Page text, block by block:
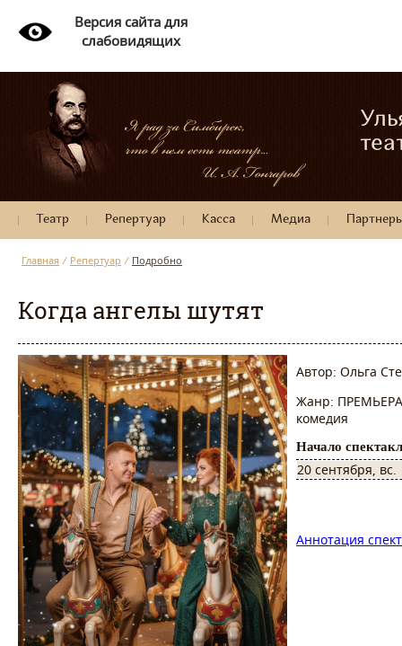
Версия сайта для
слабовидящих
Театр Репертуар Касса Медиа
Главная / Репертуар / Подробно
Когда ангелы шутят
Автор: Ольга
Жанр:
комедия
Начало
20 сентября, вс.
Аннотация